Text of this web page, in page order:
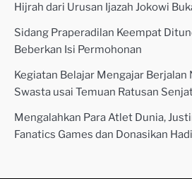
Hijrah dari Urusan Ijazah Jokowi
Sidang Praperadilan Keempat
Beberkan Isi Permohonan
Kegiatan Belajar Mengajar Berjalan
Swasta usai Temuan Ratusan
Mengalahkan Para Atlet Dunia,
Fanatics Games dan Donasikan